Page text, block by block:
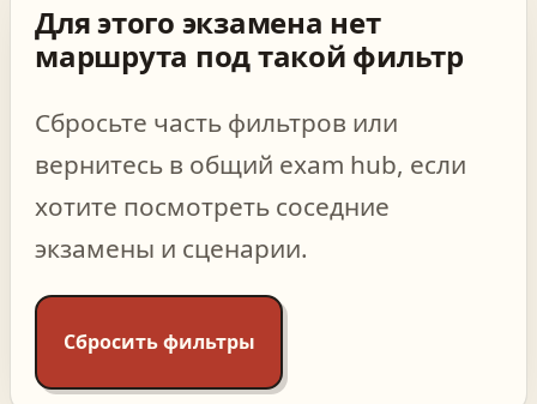
Для этого экзамена нет
маршрута под такой фильтр
Сбросьте часть фильтров или
вернитесь в общий exam hub, если
хотите посмотреть соседние
экзамены и сценарии.
Сбросить фильтры